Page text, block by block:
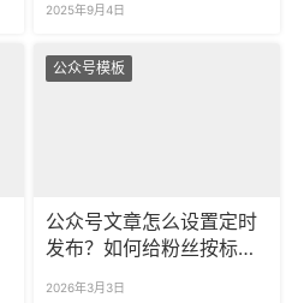
2025年9月4日
公众号模板
公众号文章怎么设置定时
发布？如何给粉丝按标签
2026年3月3日